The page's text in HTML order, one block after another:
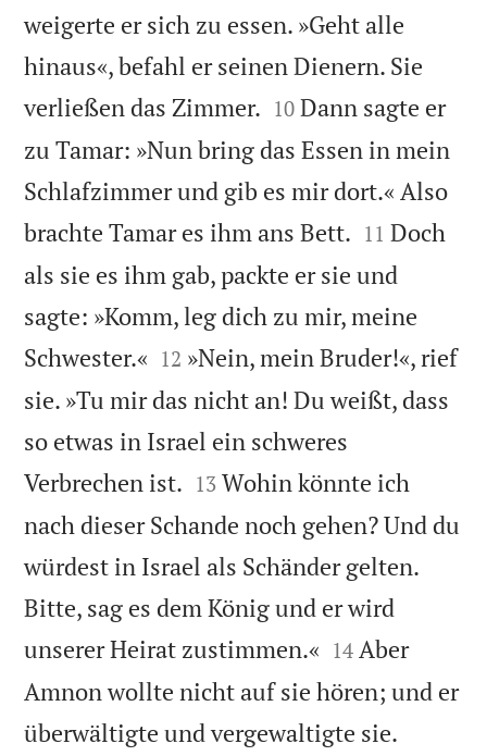
weigerte er sich zu essen. »Geht alle
hinaus«, befahl er seinen Dienern. Sie
verließen das Zimmer. 

10 Dann sagte er
zu Tamar: »Nun bring das Essen in mein
Schlafzimmer und gib es mir dort.« Also
brachte Tamar es ihm ans Bett. 

11 Doch
als sie es ihm gab, packte er sie und
sagte: »Komm, leg dich zu mir, meine
Schwester.« 

12 »Nein, mein Bruder!«, rief
sie. »Tu mir das nicht an! Du weißt, dass
so etwas in Israel ein schweres
Verbrechen ist. 

13 Wohin könnte ich
nach dieser Schande noch gehen? Und du
würdest in Israel als Schänder gelten.
Bitte, sag es dem König und er wird
unserer Heirat zustimmen.« 

14 Aber
Amnon wollte nicht auf sie hören; und er
überwältigte und vergewaltigte sie.